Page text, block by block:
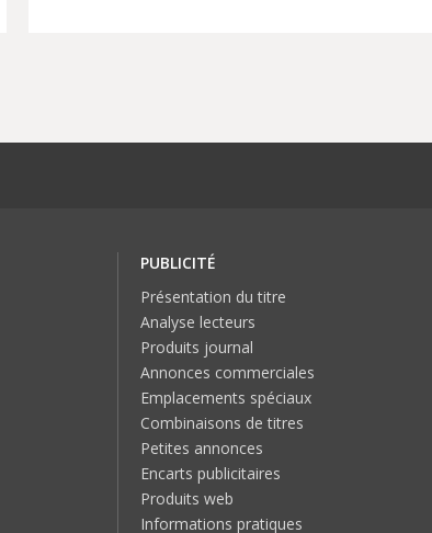
PUBLICITÉ
Présentation du titre
Analyse lecteurs
Produits journal
Annonces commerciales
Emplacements spéciaux
Combinaisons de titres
Petites annonces
Encarts publicitaires
Produits web
Informations pratiques